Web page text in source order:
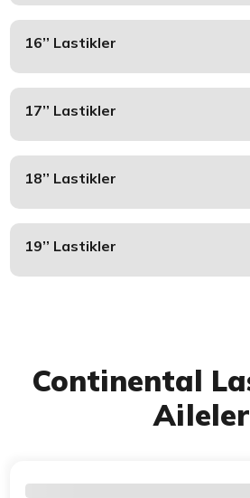
16’’ Lastikler
17’’ Lastikler
18’’ Lastikler
19’’ Lastikler
Continental